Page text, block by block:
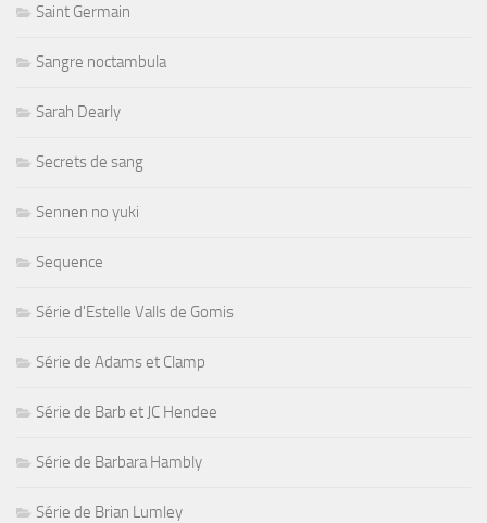
Saint Germain
Sangre noctambula
Sarah Dearly
Secrets de sang
Sennen no yuki
Sequence
Série d'Estelle Valls de Gomis
Série de Adams et Clamp
Série de Barb et JC Hendee
Série de Barbara Hambly
Série de Brian Lumley